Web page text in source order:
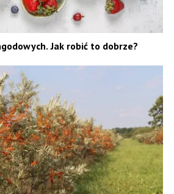
Jak robić to dobrze?